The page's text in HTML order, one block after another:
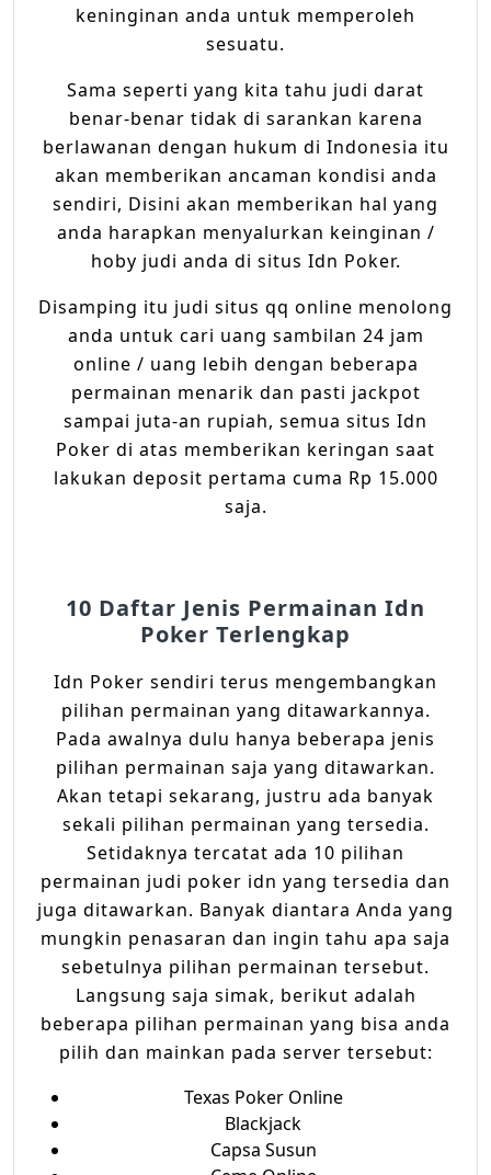
keninginan anda untuk memperoleh
sesuatu.
Sama seperti yang kita tahu judi darat
benar-benar tidak di sarankan karena
berlawanan dengan hukum di Indonesia itu
akan memberikan ancaman kondisi anda
sendiri, Disini akan memberikan hal yang
anda harapkan menyalurkan keinginan /
hoby judi anda di situs Idn Poker.
Disamping itu judi situs qq online menolong
anda untuk cari uang sambilan 24 jam
online / uang lebih dengan beberapa
permainan menarik dan pasti jackpot
sampai juta-an rupiah, semua situs Idn
Poker di atas memberikan keringan saat
lakukan deposit pertama cuma Rp 15.000
saja.
10 Daftar Jenis Permainan Idn
Poker Terlengkap
Idn Poker sendiri terus mengembangkan
pilihan permainan yang ditawarkannya.
Pada awalnya dulu hanya beberapa jenis
pilihan permainan saja yang ditawarkan.
Akan tetapi sekarang, justru ada banyak
sekali pilihan permainan yang tersedia.
Setidaknya tercatat ada 10 pilihan
permainan judi poker idn yang tersedia dan
juga ditawarkan. Banyak diantara Anda yang
mungkin penasaran dan ingin tahu apa saja
sebetulnya pilihan permainan tersebut.
Langsung saja simak, berikut adalah
beberapa pilihan permainan yang bisa anda
pilih dan mainkan pada server tersebut:
Texas Poker Online
Blackjack
Capsa Susun